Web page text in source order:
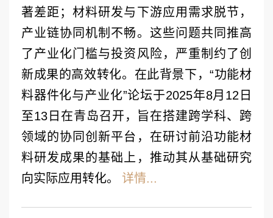
著差距；材料研发与下游应用需求脱节，
产业链协同机制不畅。这些问题共同推高
了产业化门槛与投资风险，严重制约了创
新成果的高效转化。在此背景下，“功能材
料器件化与产业化”论坛于2025年8月12日
至13日在青岛召开，旨在搭建跨学科、跨
领域的协同创新平台，在研讨前沿功能材
料研发成果的基础上，推动其从基础研究
向实际应用转化。
详情...